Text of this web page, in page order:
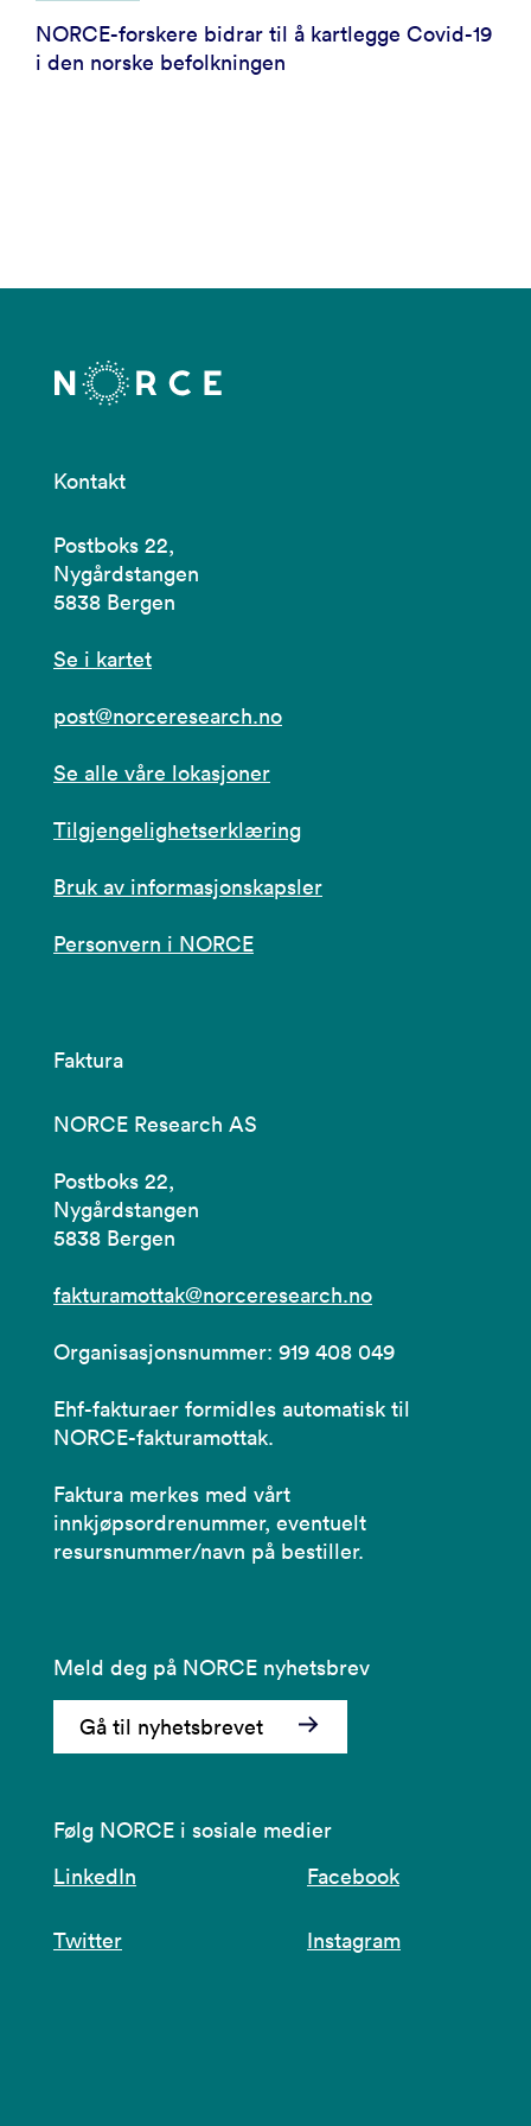
NORCE-forskere bidrar til å kartlegge Covid-19
i den norske befolkningen
Kontakt
Postboks 22,
Nygårdstangen
5838 Bergen
Se i kartet
post@norceresearch.no
Se alle våre lokasjoner
Tilgjengelighetserklæring
Bruk av informasjonskapsler
Personvern i NORCE
Faktura
NORCE Research AS
Postboks 22,
Nygårdstangen
5838 Bergen
fakturamottak@norceresearch.no
Organisasjonsnummer: 919 408 049
Ehf-fakturaer formidles automatisk til
NORCE-fakturamottak.
Faktura merkes med vårt
innkjøpsordrenummer, eventuelt
resursnummer/navn på bestiller.
Meld deg på NORCE nyhetsbrev
Gå til nyhetsbrevet
Følg NORCE i sosiale medier
LinkedIn
Facebook
Twitter Instagram